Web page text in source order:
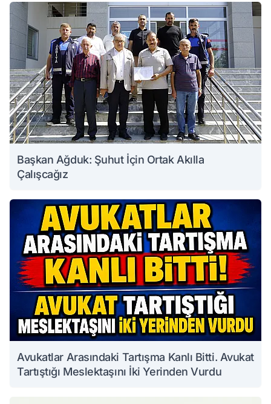
Başkan Ağduk: Şuhut İçin Ortak Akılla
Çalışcağız
Avukatlar Arasındaki Tartışma Kanlı Bitti. Avukat
Tartıştığı Meslektaşını İki Yerinden Vurdu